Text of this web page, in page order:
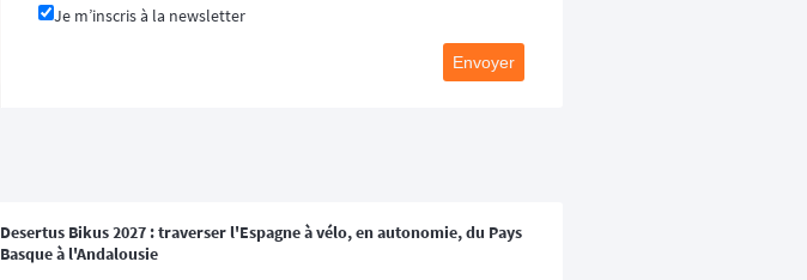
Je m’inscris à la newsletter
Envoyer
Desertus Bikus 2027 : traverser l'Espagne à vélo, en autonomie, du Pays
Basque à l'Andalousie